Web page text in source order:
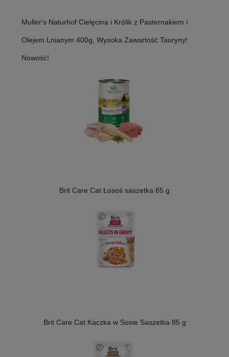
Muller's Naturhof Cielęcina i Królik z Pasternakiem i
Olejem Lnianym 400g, Wysoka Zawartość Tauryny!
Nowość!
Brit Care Cat Łosoś saszetka 85 g
Brit Care Cat Kaczka w Sosie Saszetka 85 g